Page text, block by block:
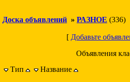
Доска объявлений » РАЗНОЕ (336)
[ Добавьте
Объявления
Тип
Название